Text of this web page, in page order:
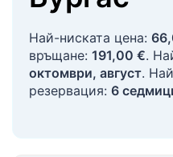
Най-ниската цена:
връщане: 191,00 €.
октомври, август.
резервация: 6